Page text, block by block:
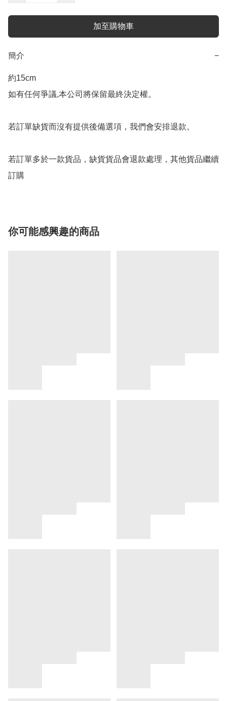
加至購物車
簡介 −
約15cm
如有任何爭議,本公司將保留最終決定權。
若訂單缺貨而沒有提供後備選項，我們會安排退款。
若訂單多於一款貨品，缺貨貨品會退款處理，其他貨品繼續
你可能感興趣的商品